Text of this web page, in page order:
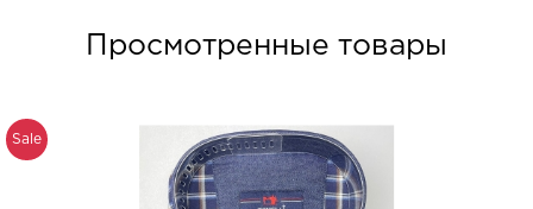
Просмотренные товары
Sale